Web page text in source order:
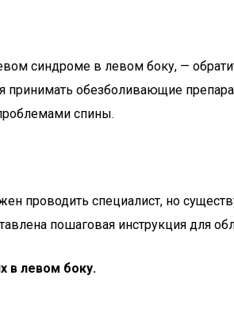
синдроме в левом боку, —
принимать обезболивающие
спины.
проводить специалист, но
пошаговая инструкция для
в левом боку.